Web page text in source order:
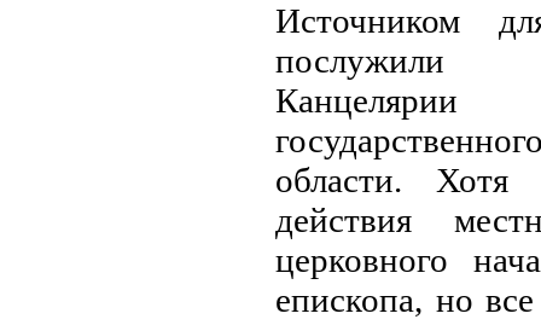
Источником
послужили
области.
действия
церковного
епископа, но